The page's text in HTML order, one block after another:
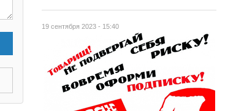
19 сентября 2023 - 15:40